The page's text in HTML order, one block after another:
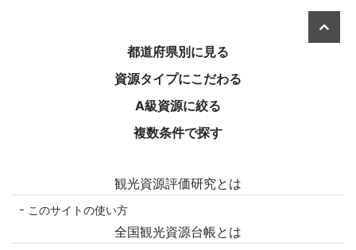
都道府県別に見る
資源タイプにこだわる
A級資源に絞る
複数条件で探す
観光資源評価研究とは
このサイトの使い方
全国観光資源台帳とは